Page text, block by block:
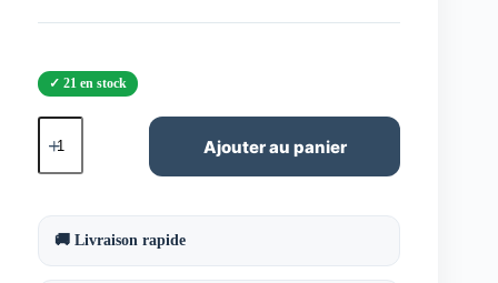
21 en stock
quantité
de
moquette
injection
extraction
Ajouter au panier
🚚 Livraison rapide